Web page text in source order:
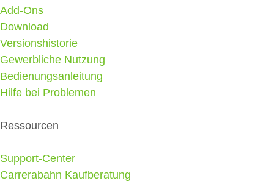
Add-Ons
Download
Versionshistorie
Gewerbliche Nutzung
Bedienungsanleitung
Hilfe bei Problemen
Ressourcen
Support-Center
Carrerabahn Kaufberatung